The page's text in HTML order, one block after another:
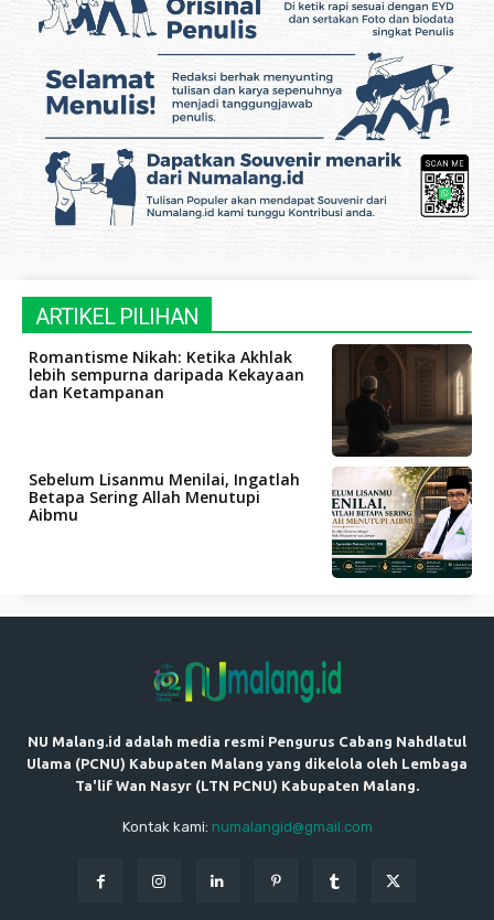
ARTIKEL PILIHAN
Romantisme Nikah: Ketika Akhlak
lebih sempurna daripada Kekayaan
dan Ketampanan
Sebelum Lisanmu Menilai, Ingatlah
Betapa Sering Allah Menutupi
Aibmu
NU Malang.id adalah media resmi Pengurus Cabang Nahdlatul
Ulama (PCNU) Kabupaten Malang yang dikelola oleh Lembaga
Ta'lif Wan Nasyr (LTN PCNU) Kabupaten Malang.
Kontak kami: numalangid@gmail.com